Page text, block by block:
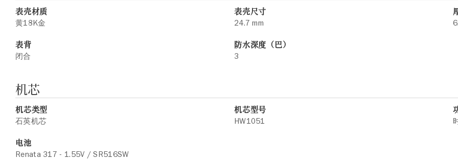
表壳材质
黄18K金
表壳尺寸
24.7 mm
表背
闭合
防水深度（巴）
3
机芯
机芯类型
石英机芯
机芯型号
HW1051
电池
Renata 317 - 1.55V / SR516SW